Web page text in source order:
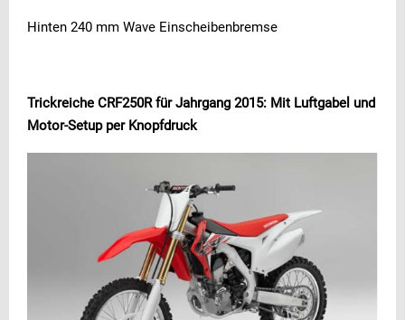
Hinten 240 mm Wave Einscheibenbremse
Trickreiche CRF250R für Jahrgang 2015: Mit Luftgabel und
Motor-Setup per Knopfdruck